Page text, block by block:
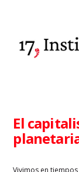
El
Vivimos en